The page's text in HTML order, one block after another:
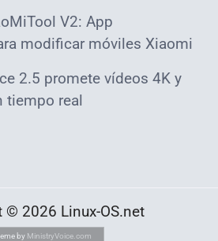
V2: App
modificar móviles Xiaomi
2.5 promete vídeos 4K y
tiempo real
© 2026 Linux-OS.net
by MinistryVoice.com